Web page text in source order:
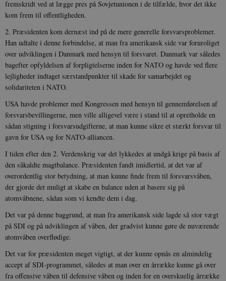
fremskridt ved at lægge pres på Sovjetunionen i de tilfælde, hvor det ikke
kom frem til offentligheden.
2. Præsidenten kom dernæst ind på de mere generelle forsvarsproblemer.
Han udtalte i denne forbindelse, at man fra amerikansk side var foruroliget
over udviklingen i Danmark med hensyn til forsvaret. Danmark var således
bagefter opfyldelsen af forpligtelserne inden for NATO og havde ved flere
lejligheder indtaget særstandpunkter til skade for samarbejdet og
solidariteten i NATO.
USA havde problemer med Kongressen med hensyn til gennemførelsen af
forsvarsbevillingerne, men ville alligevel være i stand til at opretholde en
sådan stigning i forsvarsudgifterne, at man kunne sikre et stærkt forsvar til
gavn for USA og for NATO-alliancen.
I tiden efter den 2. Verdenskrig var det lykkedes at undgå krige på basis af
den såkaldte magtbalance. Præsidenten fandt imidlertid, at det var af
overordentlig stor betydning, at man kunne finde frem til forsvarsvåben,
der gjorde det muligt at skabe en balance uden at basere sig på
atomvåbnene, sådan som vi kendte dem i dag.
Det var på denne baggrund, at man fra amerikansk side lagde så stor vægt
på SDI og på udviklingen af våben, der gradvist kunne gøre de nuværende
atomvåben overflødige.
Det var for præsidenten meget vigtigt, at der kunne opnås en almindelig
accept af SDI-programmet, således at man over en årrække kunne gå over
fra offensive våben til defensive våben og inden for en overskuelig årrække